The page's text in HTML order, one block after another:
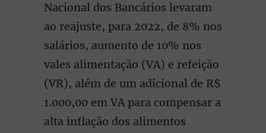
Nacional dos Bancários levaram
ao reajuste, para 2022, de 8% nos
salários, aumento de 10% nos
vales alimentação (VA) e refeição
(VR), além de um adicional de R$
1.000,00 em VA para compensar a
alta inflação dos alimentos